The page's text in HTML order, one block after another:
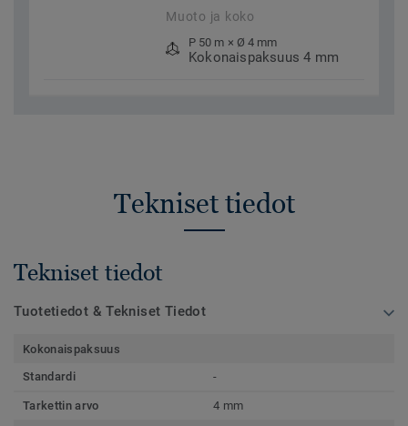
Muoto ja koko
P 50 m × Ø 4 mm
Kokonaispaksuus 4 mm
Tekniset tiedot
Tekniset tiedot
Tuotetiedot & Tekniset Tiedot
Kokonaispaksuus
Standardi
-
Tarkettin arvo 4 mm